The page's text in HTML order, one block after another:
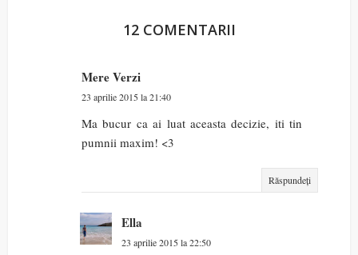
12 COMENTARII
Mere Verzi
23 aprilie 2015 la 21:40
Ma bucur ca ai luat aceasta decizie, iti tin
pumnii maxim! <3
Răspundeți
Ella
23 aprilie 2015 la 22:50